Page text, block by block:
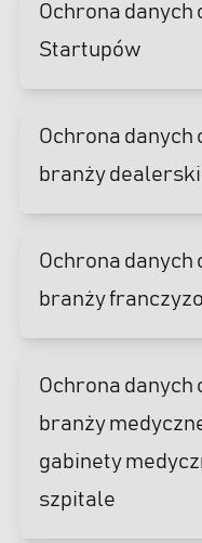
Ochrona danych
Startupów
Ochrona danych
branży
Ochrona danych
branży
Ochrona danych
branży
gabinety
szpitale